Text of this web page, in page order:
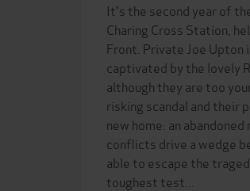
It's the second year of
Charing Cross Station,
Front. Private Joe Upton
captivated by the lovely
although they are too
risking scandal and their
new home: an
conflicts drive a wedge
able to escape the
toughest test...